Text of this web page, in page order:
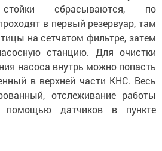
стойки сбрасываются, по
в первый резервуар, там
на сетчатом фильтре, затем
станцию. Для очистки
насоса внутрь можно попасть
в верхней части КНС. Весь
отслеживание работы
помощью датчиков в пункте